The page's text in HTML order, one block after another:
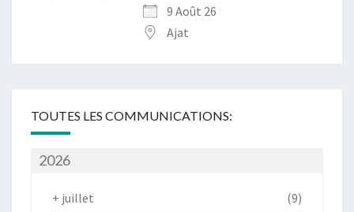
9 Août 26
Ajat
TOUTES LES COMMUNICATIONS:
2026
+ juillet (9)